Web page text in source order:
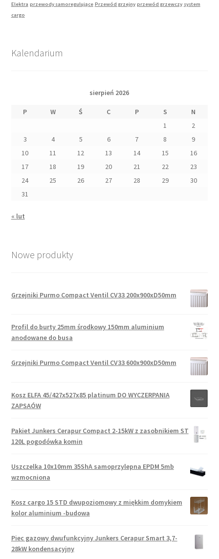
Elektra przewody samoregulujące Przewód grzejny przewód grzewczy system
cargo
Kalendarium
sierpień 2026
P W Ś C P S
N
1
2
3
4 5 6 7 8
9
10
11 12 13 14 15
16
17
18 19 20 21 22
23
24
25 26 27 28 29
30
31
« lut
Nowe produkty
Grzejniki Purmo Compact Ventil CV33 200x900xD50mm
Profil do burty 25mm środkowy 150mm aluminium
anodowane do busa
Grzejniki Purmo Compact Ventil CV33 600x900xD50mm
Kosz ELFA 45/427x527x85 platinum DO WYCZERPANIA
ZAPSAÓW
Pakiet Junkers Cerapur Compact 2-15kW z zasobnikiem ST
120L pogodówka komin
Uszczelka 10x10mm 35ShA samoprzylepna EPDM 5mb
wzmocniona
Kosz cargo 15 STD dwupoziomowy z miękkim domykiem
kolor aluminium -budowa
Piec gazowy dwufunkcyjny Junkers Cerapur Smart 3,7-
28kW kondensacyjny